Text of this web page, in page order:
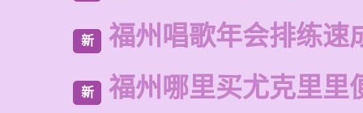
新 福州唱歌年会排练速
新 福州哪里买尤克里里